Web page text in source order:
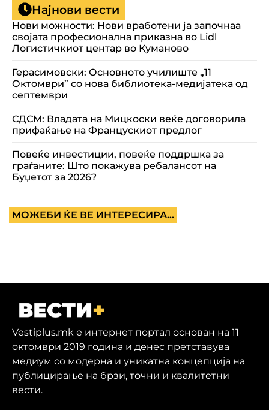
Најнови вести
Нови можности: Нови вработени ја започнаа
својата професионална приказна во Lidl
Логистичкиот центар во Куманово
Герасимовски: Основното училиште „11
Октомври” со нова библиотека-медијатека од
септември
СДСМ: Владата на Мицкоски веќе договорила
прифаќање на Францускиот предлог
Повеќе инвестиции, повеќе поддршка за
граѓаните: Што покажува ребалансот на
Буџетот за 2026?
МОЖЕБИ ЌЕ ВЕ ИНТЕРЕСИРА...
Vestiplus.mk е интернет портал основан на 11
октомври 2019 година и денес претставува
медиум со модерна и уникатна концепција на
публицирање на брзи, точни и квалитетни
вести.